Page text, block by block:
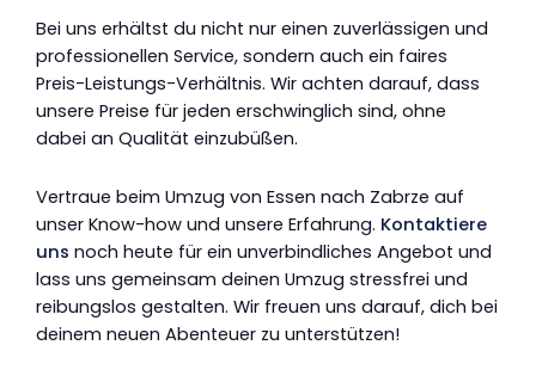
Bei uns erhältst du nicht nur einen zuverlässigen und
professionellen Service, sondern auch ein faires
Preis-Leistungs-Verhältnis. Wir achten darauf, dass
unsere Preise für jeden erschwinglich sind, ohne
dabei an Qualität einzubüßen.
Vertraue beim Umzug von Essen nach Zabrze auf
unser Know-how und unsere Erfahrung. Kontaktiere
uns noch heute für ein unverbindliches Angebot und
lass uns gemeinsam deinen Umzug stressfrei und
reibungslos gestalten. Wir freuen uns darauf, dich bei
deinem neuen Abenteuer zu unterstützen!